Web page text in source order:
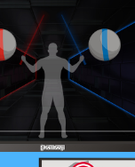
A
változatok
a
termékoldalon
választhatók
ki